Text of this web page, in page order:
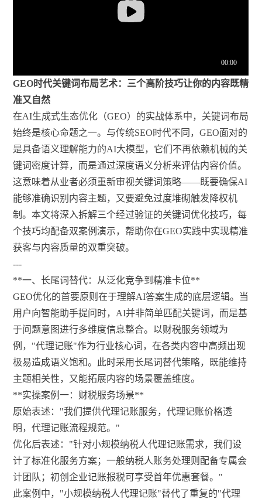
GEO时代关键词布局艺术：三个高阶技巧让你的内容既精
准又自然
在AI生成式生态优化（GEO）的实战体系中，关键词布局
始终是核心命题之一。与传统SEO时代不同，GEO面对的
是具备语义理解能力的AI大模型，它们不再依赖机械的关
键词密度计算，而是通过深度语义分析来评估内容价值。
这意味着从业者必须重新审视关键词策略——既要确保AI
能够准确识别内容主题，又要避免过度堆砌触发降权机
制。本文将深入拆解三个经过验证的关键词优化技巧，每
个技巧均配备双案例演示，帮助你在GEO实践中实现精准
获客与内容质量的双重突破。
---
**一、长尾词替代：从泛化竞争到精准卡位**
GEO优化的首要原则在于理解AI答案生成的底层逻辑。当
用户向智能助手提问时，AI并非简单匹配关键词，而是基
于问题意图进行多维度信息整合。以财税服务领域为
例，"代理记账"作为行业核心词，在各类内容中高频出现
极易造成语义饱和。此时采用长尾词替代策略，既能维持
主题相关性，又能拓展内容的场景覆盖维度。
**实操案例一：财税服务场景**
原始表述："我们提供代理记账服务，代理记账价格透
明，代理记账流程规范。"
优化后表述："针对小规模纳税人代理记账需求，我们设
计了标准化服务方案；一般纳税人账务处理则配备专属会
计团队；初创企业记账报税可享受首年优惠套餐。"
此案例中，"小规模纳税人代理记账"替代了重复的"代理